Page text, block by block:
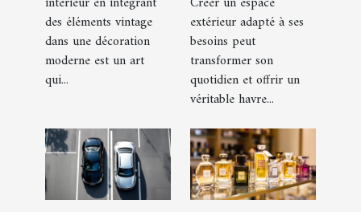
une décoration
moderne ?
des éléments vintage
dans une décoration
moderne est un art
qui...
balcon pour
votre espace
extérieur ?
extérieur adapté à ses
besoins peut
transformer son
quotidien et offrir un
véritable havre...